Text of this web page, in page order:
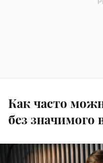
Как часто
без значимого